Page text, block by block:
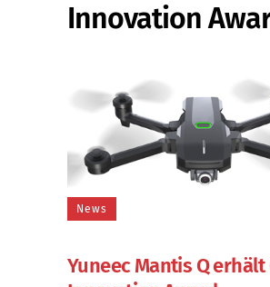
Innovation
News
Yuneec Mantis Q erhält